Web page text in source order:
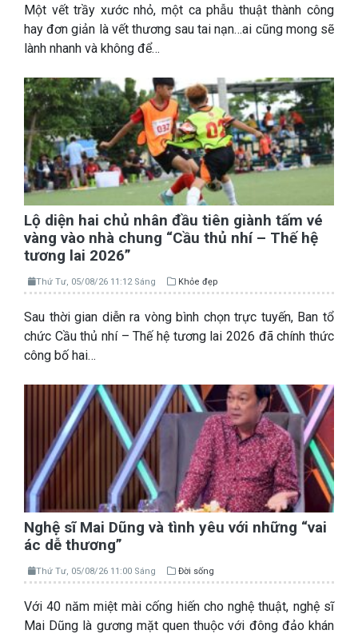
Một vết trầy xước nhỏ, một ca phẫu thuật thành công
hay đơn giản là vết thương sau tai nạn…ai cũng mong sẽ
lành nhanh và không để…
Lộ diện hai chủ nhân đầu tiên giành tấm vé
vàng vào nhà chung “Cầu thủ nhí – Thế hệ
tương lai 2026”
Thứ Tư, 05/08/26 11:12 Sáng Khỏe đẹp
Sau thời gian diễn ra vòng bình chọn trực tuyến, Ban tổ
chức Cầu thủ nhí – Thế hệ tương lai 2026 đã chính thức
công bố hai…
Nghệ sĩ Mai Dũng và tình yêu với những “vai
ác dễ thương”
Thứ Tư, 05/08/26 11:00 Sáng Đời sống
Với 40 năm miệt mài cống hiến cho nghệ thuật, nghệ sĩ
Mai Dũng là gương mặt quen thuộc với đông đảo khán